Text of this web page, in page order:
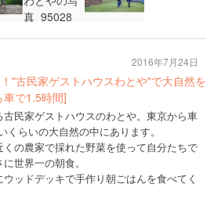
"古民家ゲストハウスわとや"で大自然を
で1.5時間]
民家ゲストハウスのわとや。東京から車
くらいの大自然の中にあります。
の農家で採れた野菜を使って自分たちで
世界一の朝食。
ッドデッキで手作り朝ごはんを食べてく
2016年7月24日